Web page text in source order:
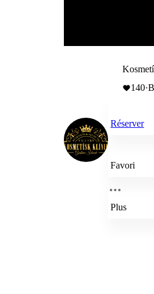
140·
Réserver
Favori
Plus